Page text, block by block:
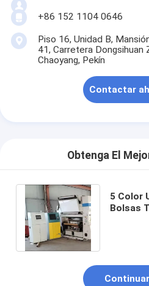
+86 152 1104 0646
Piso 16, Unidad B,
41, Carretera Dongsihuan
Chaoyang, Pekín
Contactar
Obtenga El
5 Color
Bolsas
Continuar